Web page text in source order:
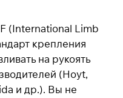
(International Limb
крепления
на рукоять
(Hoyt,
и др.). Вы не